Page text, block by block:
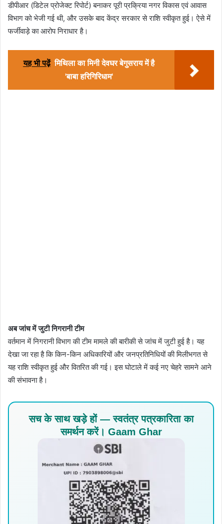
डीपीआर (डिटेल प्रोजेक्ट रिपोर्ट) बनाकर पूरी प्रक्रिया नगर विकास एवं आवास
विभाग को भेजी गई थी, और उसके बाद केंद्र सरकार से राशि स्वीकृत हुई। ऐसे में
फर्जीवाड़े का आरोप निराधार है।
यह भी पढ़ें मिथिला का मिनी देवघर बेगुसराय में है
'बाबा हरिगिरिधाम'
अब जांच में जुटी निगरानी टीम
वर्तमान में निगरानी विभाग की टीम मामले की बारीकी से जांच में जुटी हुई है। यह
देखा जा रहा है कि किन-किन अधिकारियों और जनप्रतिनिधियों की मिलीभगत से
यह राशि स्वीकृत हुई और वितरित की गई। इस घोटाले में कई नए चेहरे सामने आने
की संभावना है।
सच के साथ खड़े हों — स्वतंत्र पत्रकारिता का
समर्थन करें। Gaam Ghar